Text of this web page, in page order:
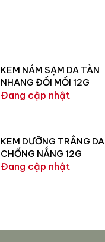
KEM NÁM SẠM DA TÀN
NHANG ĐỒI MỒI 12G
Đang cập nhật
KEM DƯỠNG TRẮNG DA
CHỐNG NẮNG 12G
Đang cập nhật